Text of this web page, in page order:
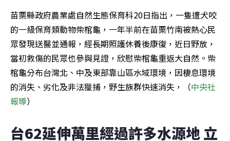
苗栗縣政府農業處自然生態保育科20日指出，一隻遭犬咬
的一級保育類動物柴棺龜，一年半前在苗栗竹南被熱心民
眾發現送醫並通報，經長期照護休養後康復，近日野放，
當初救傷的民眾也參與見證，欣慰柴棺龜重返大自然。柴
棺龜分布台灣北、中及東部靠山區水域環境，因棲息環境
的消失、劣化及非法獵捕，野生族群快速消失，（中央社
報導）
台62延伸萬里經過許多水源地 立